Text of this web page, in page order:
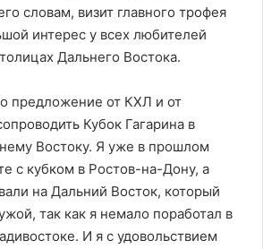
словам, визит главного трофея
интерес у всех любителей
Дальнего Востока.
предложение от КХЛ и от
Кубок Гагарина в
Востоку. Я уже в прошлом
с кубком в Ростов-на-Дону, а
на Дальний Восток, который
так как я немало поработал в
И я с удовольствием